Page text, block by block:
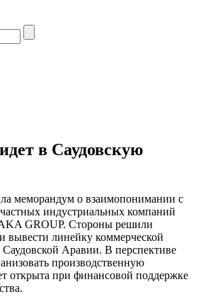
в Саудовскую
меморандум о взаимопонимании с
индустриальных компаний
GROUP. Стороны решили
вывести линейку коммерческой
Аравии. В перспективе
производственную
открыта при финансовой поддержке